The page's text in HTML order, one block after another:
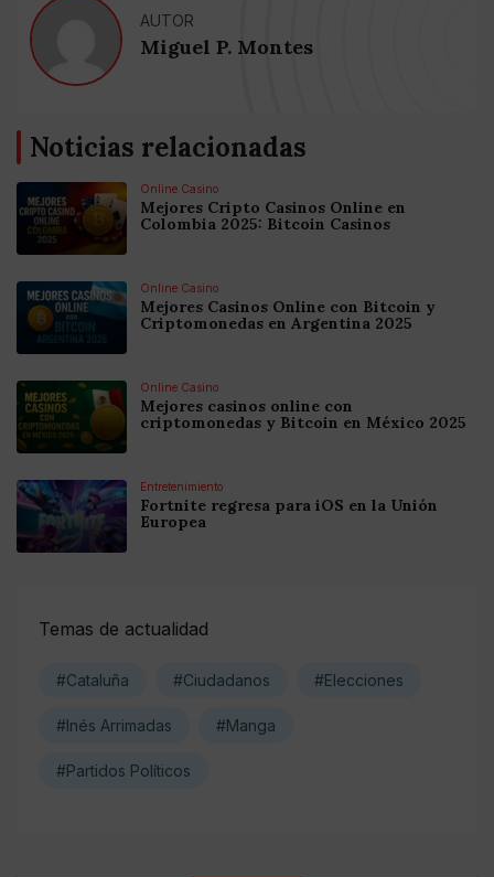
AUTOR
Miguel P. Montes
Noticias relacionadas
Online Casino
Mejores Cripto Casinos Online en
Colombia 2025: Bitcoin Casinos
Online Casino
Mejores Casinos Online con Bitcoin y
Criptomonedas en Argentina 2025
Online Casino
Mejores casinos online con
criptomonedas y Bitcoin en México 2025
Entretenimiento
Fortnite regresa para iOS en la Unión
Europea
Temas de actualidad
#Cataluña #Ciudadanos #Elecciones
#Inés Arrimadas #Manga
#Partidos Políticos